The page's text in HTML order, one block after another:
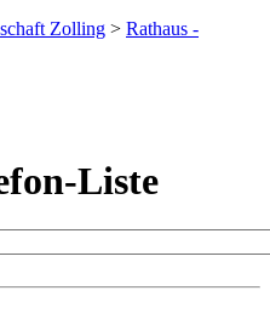
Zolling > Rathaus -
Liste